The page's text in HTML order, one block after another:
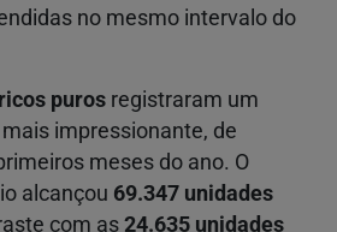
no mesmo intervalo do
puros registraram um
impressionante, de
meses do ano. O
alcançou 69.347 unidades
com as 24.635 unidades